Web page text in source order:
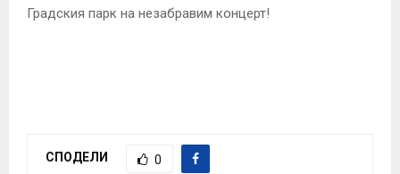
Градския парк на незабравим концерт!
СПОДЕЛИ 0